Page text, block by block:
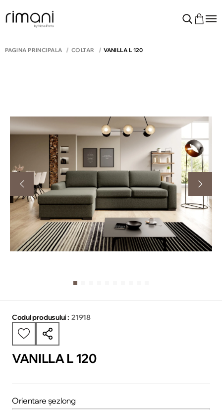
PAGINA PRINCIPALĂ COLTAR VANILLA L 120
Codul produsului : 21918
VANILLA L 120
Orientare șezlong